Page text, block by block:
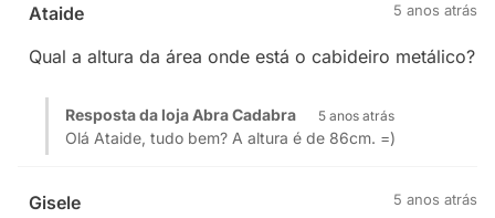
Ataide 5 anos atrás
Qual a altura da área onde está o cabideiro metálico?
Resposta da loja Abra Cadabra 5 anos atrás
Olá Ataide, tudo bem? A altura é de 86cm. =)
Gisele 5 anos atrás